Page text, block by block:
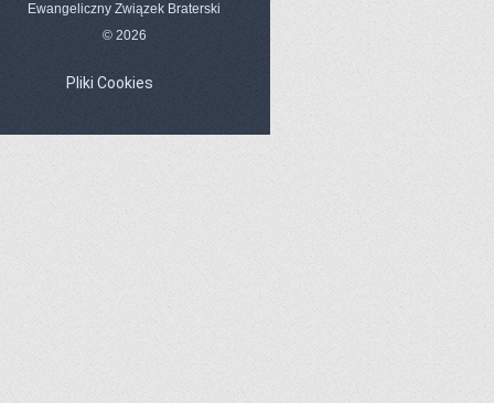
Ewangeliczny Związek Braterski
© 2026
Pliki Cookies